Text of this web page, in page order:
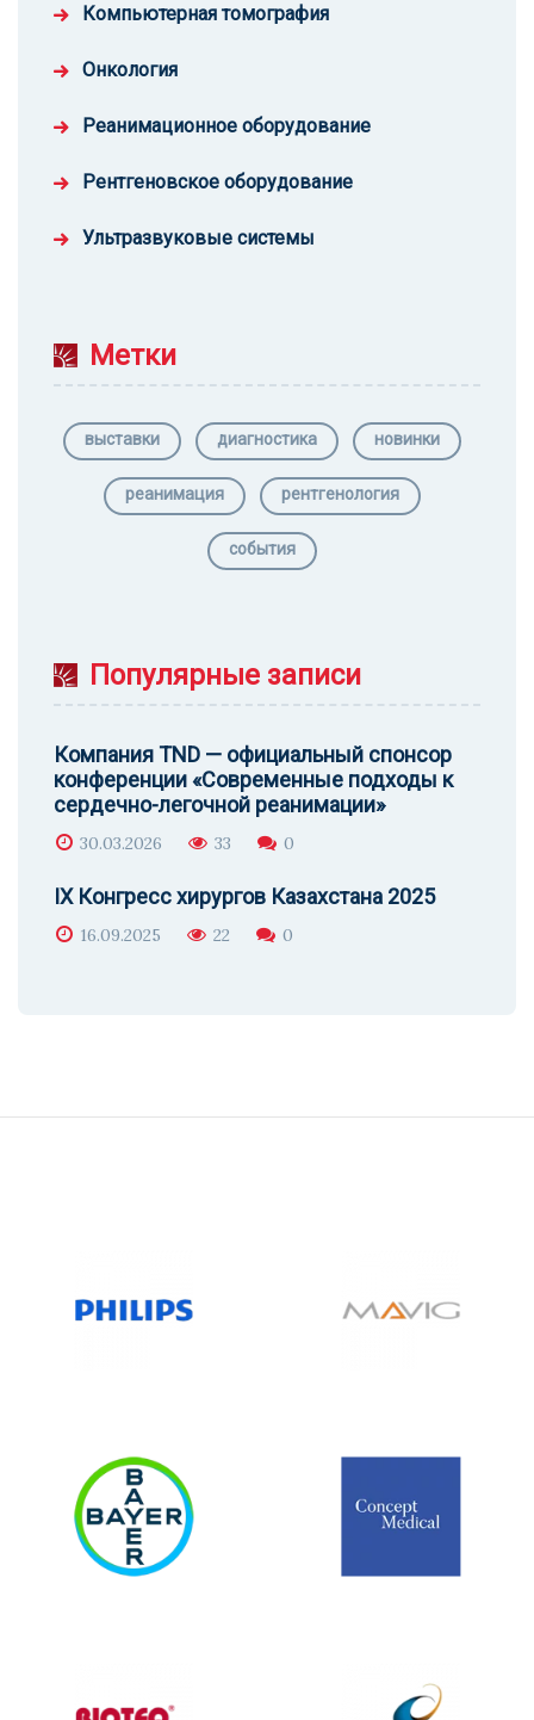
Компьютерная томография
Онкология
Реанимационное оборудование
Рентгеновское оборудование
Ультразвуковые системы
Метки
выставки диагностика новинки
реанимация рентгенология
события
Популярные записи
Компания TND — официальный спонсор
конференции «Современные подходы к
сердечно-легочной реанимации»
30.03.2026 33 0
IX Конгресс хирургов Казахстана 2025
16.09.2025 22 0